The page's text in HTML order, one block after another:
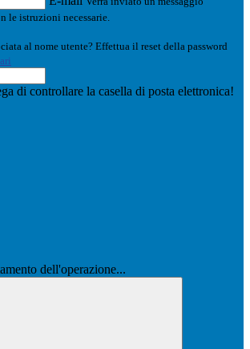
le istruzioni necessarie.
al nome utente? Effettua il reset della password
di controllare la casella di posta elettronica!
dell'operazione...